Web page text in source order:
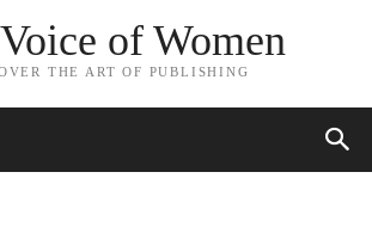
of Women
THE ART OF PUBLISHING